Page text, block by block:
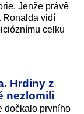
Jenže právě
Ronalda vidí
celku
Hrdiny z
nezlomili
dočkalo prvního